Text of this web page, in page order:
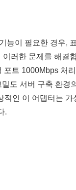
능이 필요한 경우
러한 문제를 해결
트 1000Mbps 처
도 서버 구축 환경
인 이 어댑터는
.